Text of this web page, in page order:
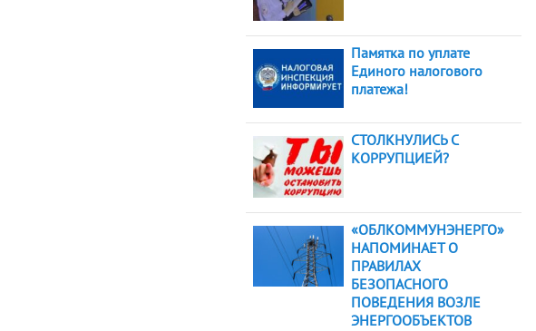
Памятка по уплате
Единого налогового
платежа!
СТОЛКНУЛИСЬ С
КОРРУПЦИЕЙ?
«ОБЛКОММУНЭНЕРГО»
НАПОМИНАЕТ О
ПРАВИЛАХ
БЕЗОПАСНОГО
ПОВЕДЕНИЯ ВОЗЛЕ
ЭНЕРГООБЪЕКТОВ